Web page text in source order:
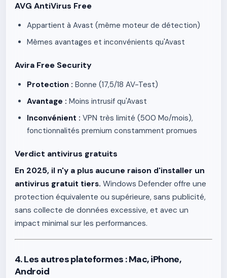
AVG AntiVirus Free
Appartient à Avast (même moteur de détection)
Mêmes avantages et inconvénients qu'Avast
Avira Free Security
Protection : Bonne (17,5/18 AV-Test)
Avantage : Moins intrusif qu'Avast
Inconvénient : VPN très limité (500 Mo/mois),
fonctionnalités premium constamment promues
Verdict antivirus gratuits
En 2025, il n'y a plus aucune raison d'installer un
antivirus gratuit tiers. Windows Defender offre une
protection équivalente ou supérieure, sans publicité,
sans collecte de données excessive, et avec un
impact minimal sur les performances.
4. Les autres plateformes : Mac, iPhone,
Android